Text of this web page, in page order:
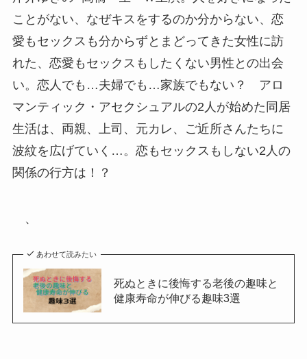
ことがない、なぜキスをするのか分からない、恋
愛もセックスも分からずとまどってきた女性に訪
れた、恋愛もセックスもしたくない男性との出会
い。恋人でも…夫婦でも…家族でもない？ アロ
マンティック・アセクシュアルの2人が始めた同居
生活は、両親、上司、元カレ、ご近所さんたちに
波紋を広げていく…。恋もセックスもしない2人の
関係の行方は！？
、
あわせて読みたい
死ぬときに後悔する老後の趣味と
健康寿命が伸びる趣味3選